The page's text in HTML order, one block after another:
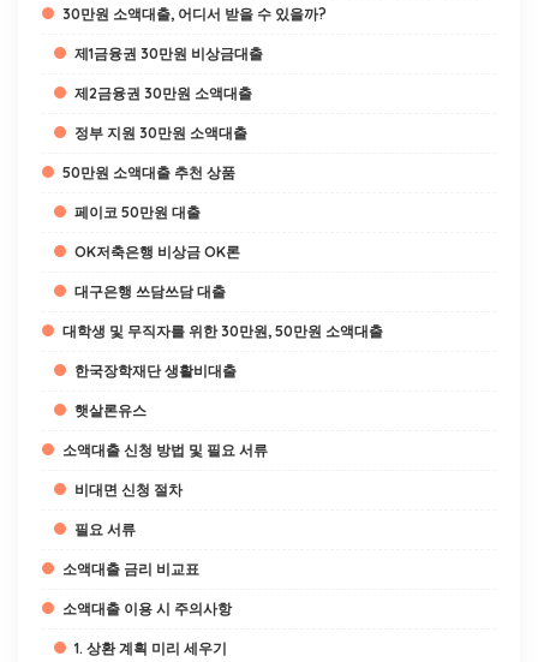
30만원 소액대출, 어디서 받을 수 있을까?
제1금융권 30만원 비상금대출
제2금융권 30만원 소액대출
정부 지원 30만원 소액대출
50만원 소액대출 추천 상품
페이코 50만원 대출
OK저축은행 비상금 OK론
대구은행 쓰담쓰담 대출
대학생 및 무직자를 위한 30만원, 50만원 소액대출
한국장학재단 생활비대출
햇살론유스
소액대출 신청 방법 및 필요 서류
비대면 신청 절차
필요 서류
소액대출 금리 비교표
소액대출 이용 시 주의사항
1. 상환 계획 미리 세우기